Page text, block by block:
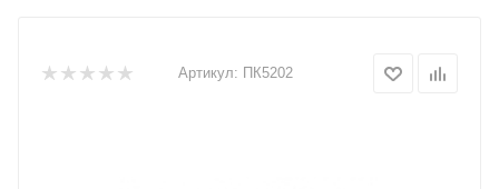
Артикул: ПК5202